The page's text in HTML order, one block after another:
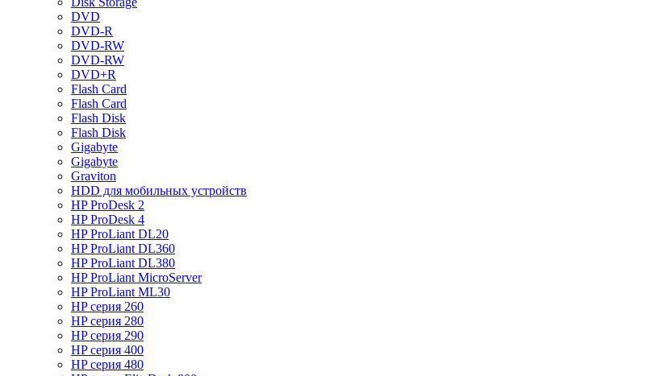
DVD
DVD-R
DVD-RW
DVD-RW
DVD+R
Flash Card
Flash Card
Flash Disk
Flash Disk
Gigabyte
Gigabyte
Graviton
HDD для мобильных устройств
HP ProDesk 2
HP ProDesk 4
HP ProLiant DL20
HP ProLiant DL360
HP ProLiant DL380
HP ProLiant MicroServer
HP ProLiant ML30
HP серия 260
HP серия 280
HP серия 290
HP серия 400
HP серия 480